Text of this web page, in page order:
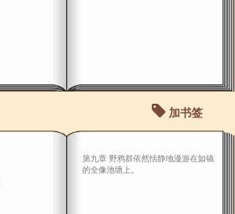
加书签
第九章 野鸦群依然恬静地漫游在如镜
的全像池塘上。